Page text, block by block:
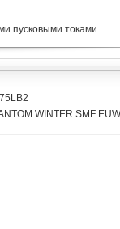
пусковыми токами
WINTER SMF